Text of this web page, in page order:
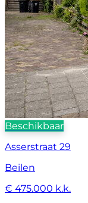
Beschikbaar
Asserstraat 29
Beilen
€ 475.000 k.k.